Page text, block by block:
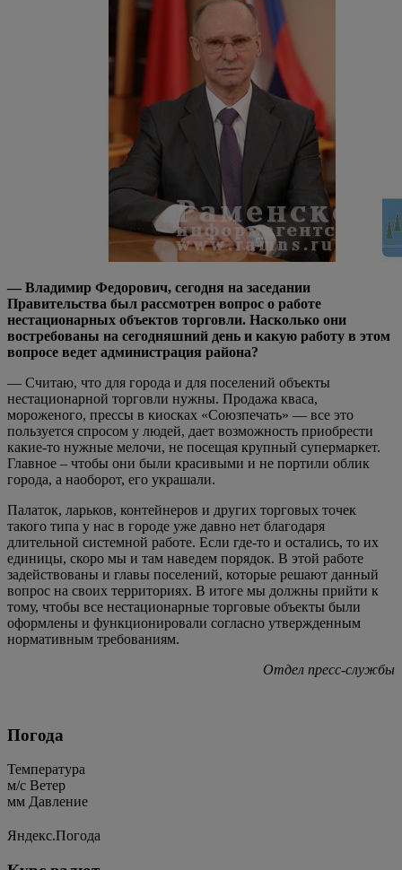
— Владимир Федорович, сегодня на заседании
Правительства был рассмотрен вопрос о работе
нестационарных объектов торговли. Насколько они
востребованы на сегодняшний день и какую работу в этом
вопросе ведет администрация района?
— Считаю, что для города и для поселений объекты
нестационарной торговли нужны. Продажа кваса,
мороженого, прессы в киосках «Союзпечать» — все это
пользуется спросом у людей, дает возможность приобрести
какие-то нужные мелочи, не посещая крупный супермаркет.
Главное – чтобы они были красивыми и не портили облик
города, а наоборот, его украшали.
Палаток, ларьков, контейнеров и других торговых точек
такого типа у нас в городе уже давно нет благодаря
длительной системной работе. Если где-то и остались, то их
единицы, скоро мы и там наведем порядок. В этой работе
задействованы и главы поселений, которые решают данный
вопрос на своих территориях. В итоге мы должны прийти к
тому, чтобы все нестационарные торговые объекты были
оформлены и функционировали согласно утвержденным
нормативным требованиям.
Отдел пресс-службы
Погода
Температура
м/c Ветер
мм Давление
Яндекс.Погода